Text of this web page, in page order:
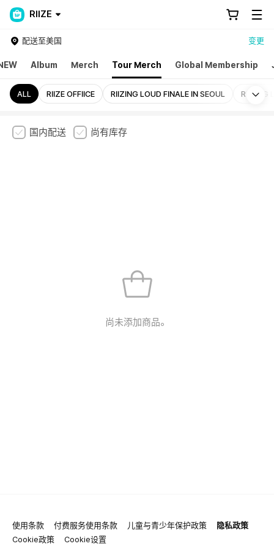
RIIZE
配送至美国 变更
Album Merch Tour Merch Global Membership
ALL RIIZE OFFIICE RIIZING LOUD FINALE IN SEOUL RIIZING
国内配送 尚有库存
尚未添加商品。
使用条款 付费服务使用条款 儿童与青少年保护政策
隐私政策
Cookie政策
Cookie设置